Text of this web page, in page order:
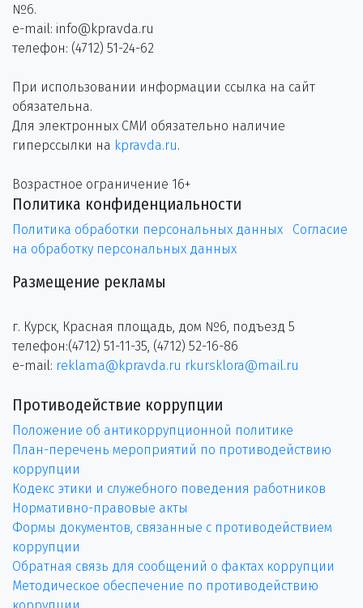
№6.
e-mail: info@kpravda.ru
телефон: (4712) 51-24-62
При использовании информации ссылка на сайт
обязательна.
Для электронных СМИ обязательно наличие
гиперссылки на kpravda.ru.
Возрастное ограничение 16+
Политика конфиденциальности
Политика обработки персональных данных
Согласие
на обработку персональных данных
Размещение рекламы
г. Курск, Красная площадь, дом №6, подъезд 5
телефон:(4712) 51-11-35, (4712) 52-16-86
e-mail: reklama@kpravda.ru rkursklora@mail.ru
Противодействие коррупции
Положение об антикоррупционной политике
План-перечень мероприятий по противодействию
коррупции
Кодекс этики и служебного поведения работников
Нормативно-правовые акты
Формы документов, связанные с противодействием
коррупции
Обратная связь для сообщений о фактах коррупции
Методическое обеспечение по противодействию
коррупции